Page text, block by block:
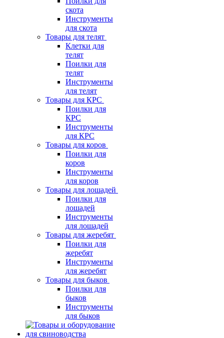
скота
Инструменты
для скота
Товары для телят
Клетки для
телят
Поилки для
телят
Инструменты
для телят
Товары для КРС
Поилки для
КРС
Инструменты
для КРС
Товары для коров
Поилки для
коров
Инструменты
для коров
Товары для лошадей
Поилки для
лошадей
Инструменты
для лошадей
Товары для жеребят
Поилки для
жеребят
Инструменты
для жеребят
Товары для быков
Поилки для
быков
Инструменты
для быков